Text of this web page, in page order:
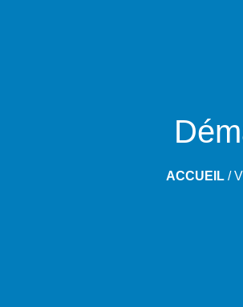
ACCUEIL/